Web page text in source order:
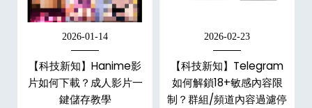
2026-01-14
【科技新知】Hanime影
片如何下載？成人影片一
鍵儲存教學
2026-02-23
【科技新知】Telegram
如何解鎖18+敏感內容限
制？群組/頻道內容過濾停